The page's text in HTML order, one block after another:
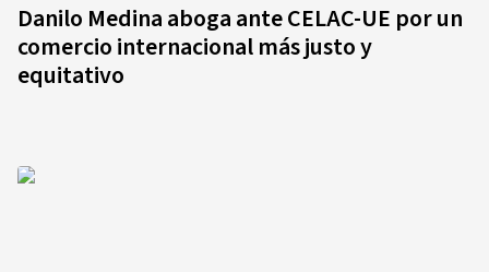
Danilo Medina aboga ante CELAC-UE por un
comercio internacional más justo y
equitativo